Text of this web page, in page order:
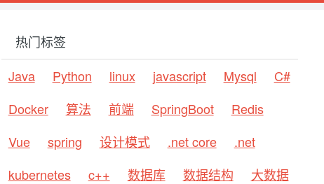
热门标签
Java
Python linux javascript Mysql
C#
Docker
算法 前端 SpringBoot
Redis
Vue
spring 设计模式 .net core
.net
kubernetes
c++ 数据库 数据结构
大数据